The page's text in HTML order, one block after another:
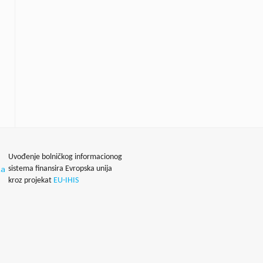
Uvođenje bolničkog informacionog
sistema finansira Evropska unija
kroz projekat EU-IHIS